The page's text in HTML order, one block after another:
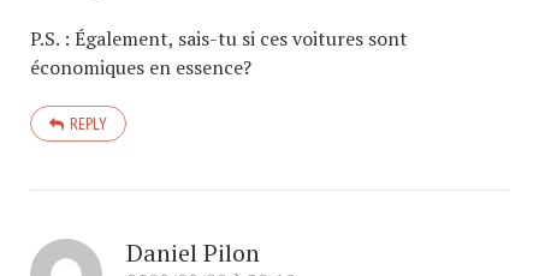
P.S. : Également, sais-tu si ces voitures sont
économiques en essence?
REPLY
Daniel Pilon